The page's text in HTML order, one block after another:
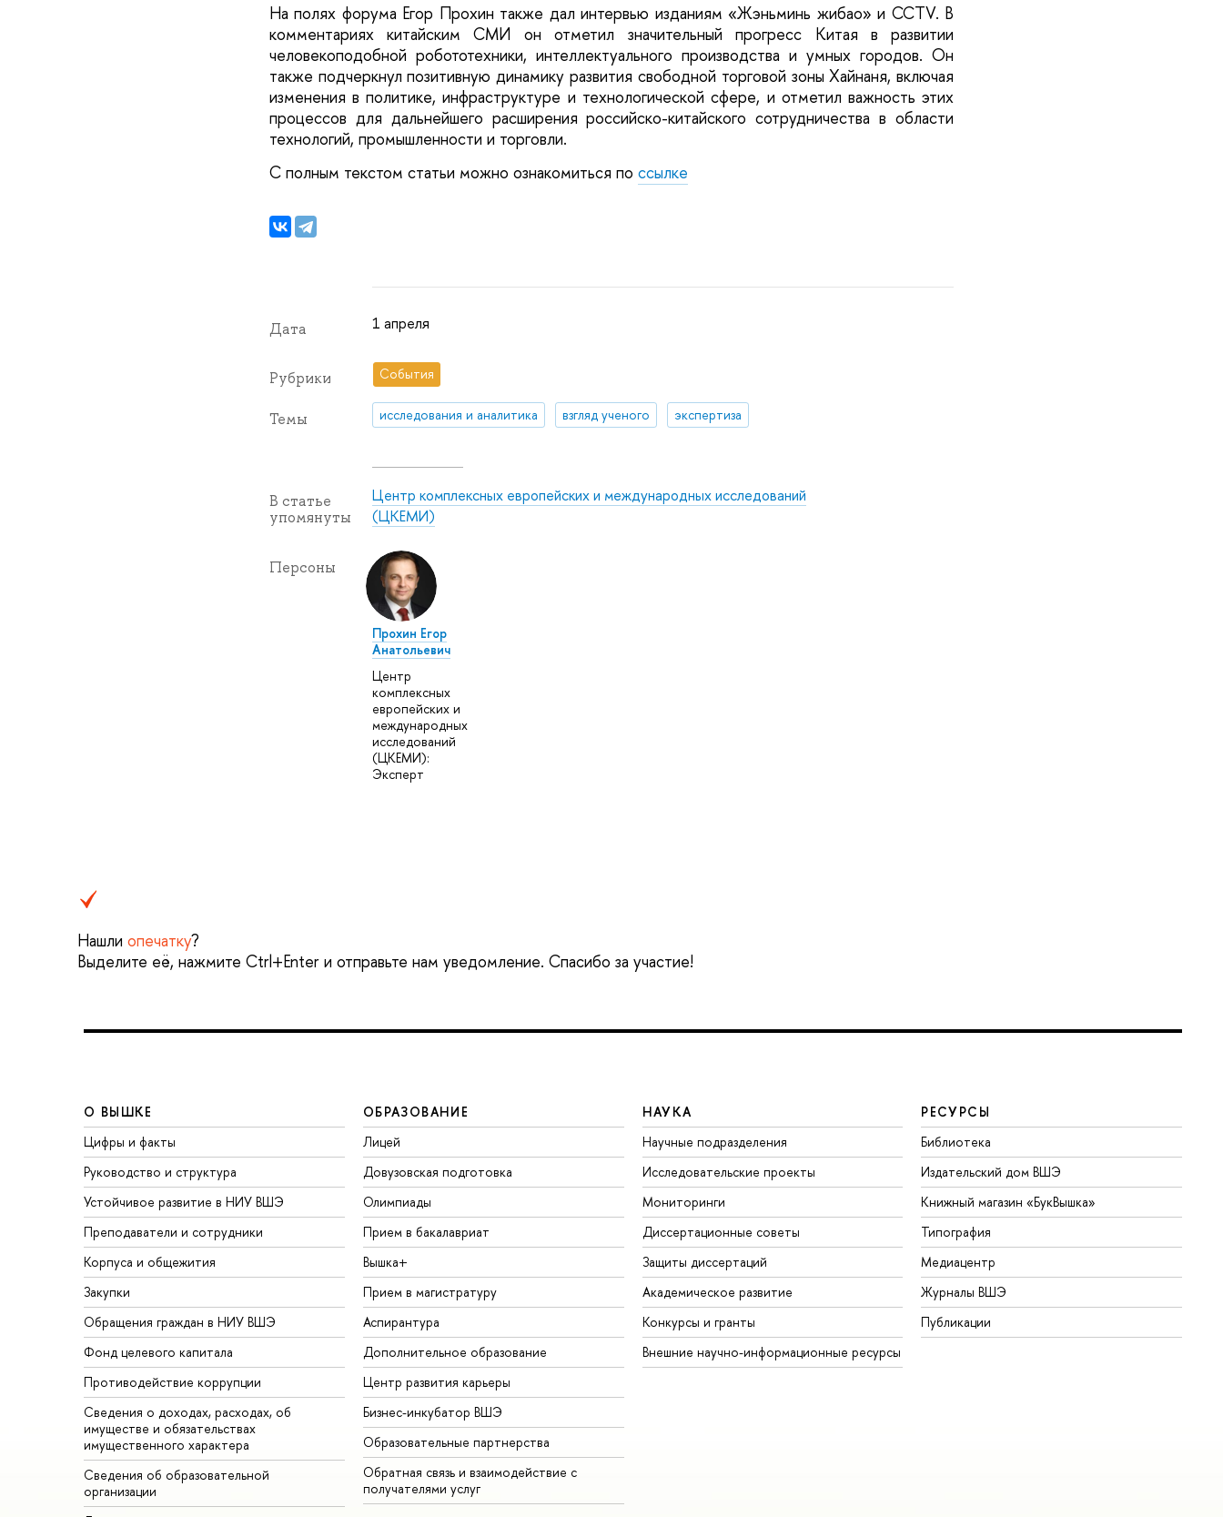
На полях форума Егор Прохин также дал интервью изданиям «Жэньминь жибао» и CCTV. В
комментариях китайским СМИ он отметил значительный прогресс Китая в развитии
человекоподобной робототехники, интеллектуального производства и умных городов. Он
также подчеркнул позитивную динамику развития свободной торговой зоны Хайнаня, включая
изменения в политике, инфраструктуре и технологической сфере, и отметил важность этих
процессов для дальнейшего расширения российско-китайского сотрудничества в области
технологий, промышленности и торговли.
С полным текстом статьи можно ознакомиться по ссылке
Дата 1 апреля
Рубрики События
Темы исследования и аналитика взгляд ученого экспертиза
В статье
упомянуты
Центр комплексных европейских и международных исследований
(ЦКЕМИ)
Персоны
Прохин Егор
Анатольевич
Центр
комплексных
европейских и
международных
исследований
(ЦКЕМИ):
Эксперт
Нашли опечатку?
Выделите её, нажмите Ctrl+Enter и отправьте нам уведомление. Спасибо за участие!
О ВЫШКЕ
Цифры и факты
Руководство и структура
Устойчивое развитие в НИУ ВШЭ
Преподаватели и сотрудники
Корпуса и общежития
Закупки
Обращения граждан в НИУ ВШЭ
Фонд целевого капитала
Противодействие коррупции
Сведения о доходах, расходах, об
имуществе и обязательствах
имущественного характера
Сведения об образовательной
организации
ОБРАЗОВАНИЕ
Лицей
Довузовская подготовка
Олимпиады
Прием в бакалавриат
Вышка+
Прием в магистратуру
Аспирантура
Дополнительное образование
Центр развития карьеры
Бизнес-инкубатор ВШЭ
Образовательные партнерства
Обратная связь и взаимодействие с
получателями услуг
НАУКА
Научные подразделения
Исследовательские проекты
Мониторинги
Диссертационные советы
Защиты диссертаций
Академическое развитие
Конкурсы и гранты
Внешние научно-информационные ресурсы
РЕСУРСЫ
Библиотека
Издательский дом ВШЭ
Книжный магазин «БукВышка»
Типография
Медиацентр
Журналы ВШЭ
Публикации